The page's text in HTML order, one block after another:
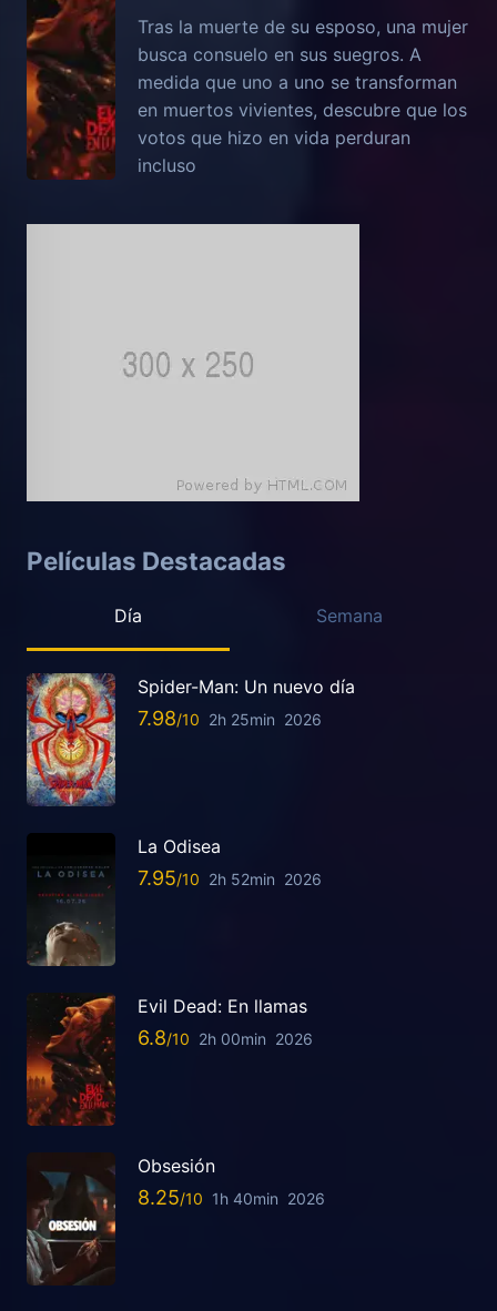
Tras la muerte de su esposo, una mujer
busca consuelo en sus suegros. A
medida que uno a uno se transforman
en muertos vivientes, descubre que los
votos que hizo en vida perduran
incluso
Películas Destacadas
Día Semana
Spider-Man: Un nuevo día
7.98 2h 25min 2026
La Odisea
7.95 2h 52min 2026
Evil Dead: En llamas
6.8 2h 00min 2026
Obsesión
8.25 1h 40min 2026